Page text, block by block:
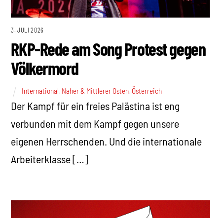
3. JULI 2026
RKP-Rede am Song Protest gegen
Völkermord
International Naher & Mittlerer Osten Österreich
Der Kampf für ein freies Palästina ist eng
verbunden mit dem Kampf gegen unsere
eigenen Herrschenden. Und die internationale
Arbeiterklasse […]